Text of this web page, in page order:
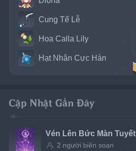
Cung Tế Lễ
Hoa Calla Lily
Hạt Nhân Cực Hàn
Cập Nhật Gần Đây
Vén Lên Bức Màn Tuyết
2 người biên soạn